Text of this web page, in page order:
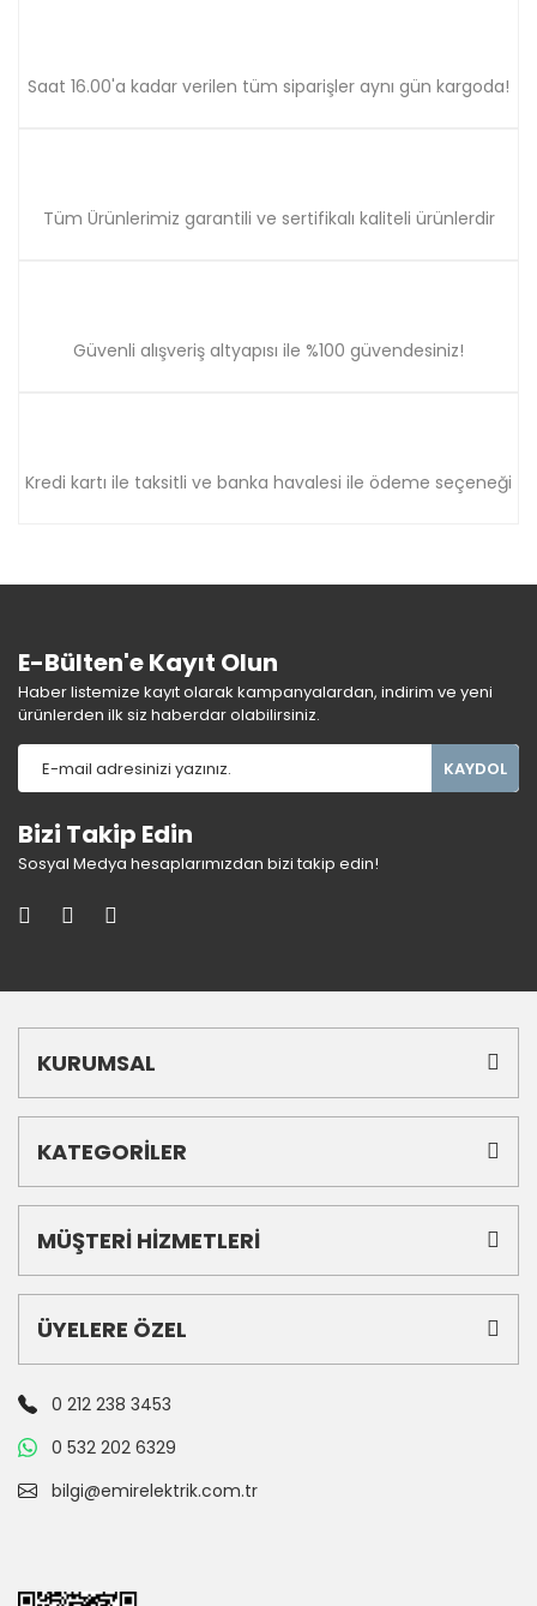
Saat 16.00'a kadar verilen tüm siparişler aynı gün kargoda!
Tüm Ürünlerimiz garantili ve sertifikalı kaliteli ürünlerdir
Güvenli alışveriş altyapısı ile %100 güvendesiniz!
Kredi kartı ile taksitli ve banka havalesi ile ödeme seçeneği
E-Bülten'e Kayıt Olun
Haber listemize kayıt olarak kampanyalardan, indirim ve yeni
ürünlerden ilk siz haberdar olabilirsiniz.
KAYDOL
Bizi Takip Edin
Sosyal Medya hesaplarımızdan bizi takip edin!
KURUMSAL
KATEGORİLER
MÜŞTERİ HİZMETLERİ
ÜYELERE ÖZEL
0 212 238 3453
0 532 202 6329
bilgi@emirelektrik.com.tr